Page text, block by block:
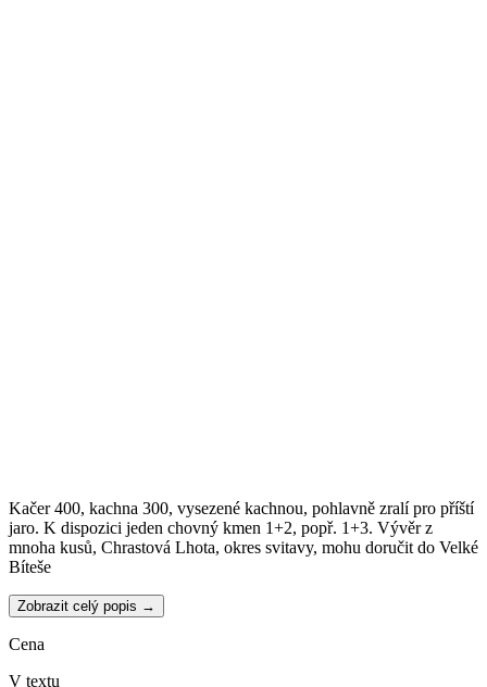
Kačer 400, kachna 300, vysezené kachnou, pohlavně zralí pro příští
jaro. K dispozici jeden chovný kmen 1+2, popř. 1+3. Vývěr z
mnoha kusů, Chrastová Lhota, okres svitavy, mohu doručit do Velké
Bíteše
Zobrazit celý popis →
Cena
V textu